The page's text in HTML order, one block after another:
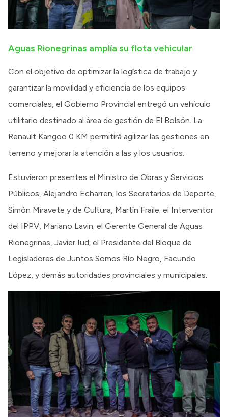
Aguas Rionegrinas amplía su flota vehicular
Con el objetivo de optimizar la logística de trabajo y
garantizar la movilidad y eficiencia de los equipos
comerciales, el Gobierno Provincial entregó un vehículo
utilitario destinado al área de gestión de El Bolsón. La
Renault Kangoo 0 KM permitirá agilizar las gestiones en
terreno y mejorar la atención a las y los usuarios.
Estuvieron presentes el Ministro de Obras y Servicios
Públicos, Alejandro Echarren; los Secretarios de Deporte,
Simón Miravete y de Cultura, Martín Fraile; el Interventor
del IPPV, Mariano Lavin; el Gerente General de Aguas
Rionegrinas, Javier Iud; el Presidente del Bloque de
Legisladores de Juntos Somos Río Negro, Facundo
López, y demás autoridades provinciales y municipales.